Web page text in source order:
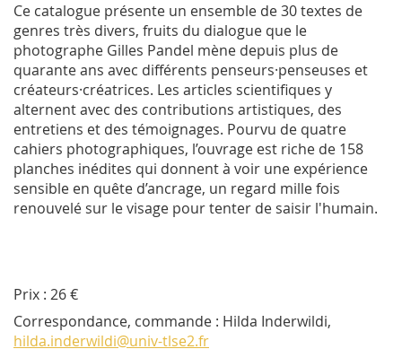
Ce catalogue présente un ensemble de 30 textes de
genres très divers, fruits du dialogue que le
photographe Gilles Pandel mène depuis plus de
quarante ans avec différents penseurs·penseuses et
créateurs·créatrices. Les articles scientifiques y
alternent avec des contributions artistiques, des
entretiens et des témoignages. Pourvu de quatre
cahiers photographiques, l’ouvrage est riche de 158
planches inédites qui donnent à voir une expérience
sensible en quête d’ancrage, un regard mille fois
renouvelé sur le visage pour tenter de saisir l'humain.
Prix : 26 €
Correspondance, commande : Hilda Inderwildi,
hilda.inderwildi@univ-tlse2.fr